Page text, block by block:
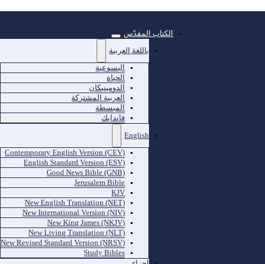
الكتاب المقدّس
باللغة العربية
اليسوعية
الحياة
الدومينيكان
العربية المشتركة
المبسطة
فاندايك
English
Contemporary English Version (CEV)
English Standard Version (ESV)
Good News Bible (GNB)
Jerusalem Bible
KJV
New English Translation (NET)
New International Version (NIV)
New King James (NKJV)
New Living Translation (NLT)
New Revised Standard Version (NRSV)
Study Bibles